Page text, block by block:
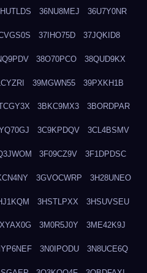
36NU8MEJ 36U7Y0NR
37IHO75D 37JQKID8
38O70PCO 38QUD9KX
39MGWN55 39PXKH1B
3BKC9MX3 3BORDPAR
3C9KPDQV 3CL4BSMV
3F09CZ9V 3F1DPDSC
3GVOCWRP 3H28UNEO
3HSTLPXX 3HSUVSEU
3M0R5J0Y 3ME42K9J
3N0IPODU 3N8UCE6Q